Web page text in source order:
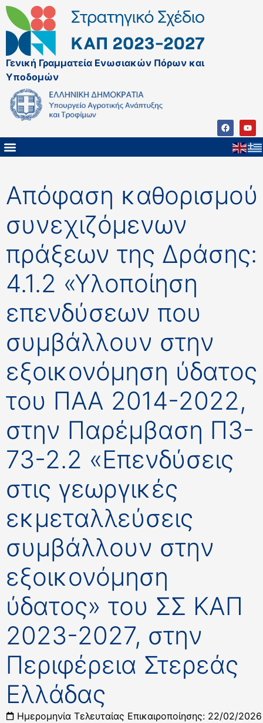
Γενική Γραμματεία Ενωσιακών Πόρων και
Υποδομών
Απόφαση καθορισμού
συνεχιζόμενων
πράξεων της Δράσης:
4.1.2 «Υλοποίηση
επενδύσεων που
συμβάλλουν στην
εξοικονόμηση ύδατος
του ΠΑΑ 2014-2022,
στην Παρέμβαση Π3-
73-2.2 «Επενδύσεις
στις γεωργικές
εκμεταλλεύσεις
συμβάλλουν στην
εξοικονόμηση
ύδατος» του ΣΣ ΚΑΠ
2023-2027, στην
Περιφέρεια Στερεάς
Ελλάδας
Ημερομηνία Τελευταίας Επικαιροποίησης: 22/02/2026